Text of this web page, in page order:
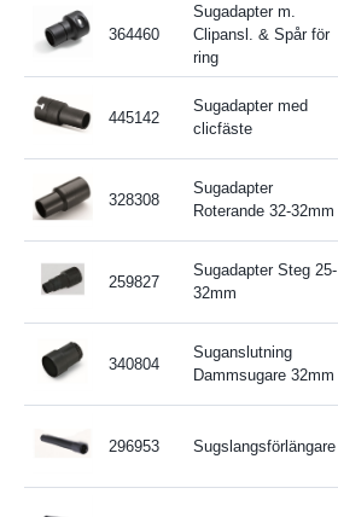
364460
Sugadapter m.
Clipansl. & Spår för
ring
445142
Sugadapter med
clicfäste
328308
Sugadapter
Roterande 32-32mm
259827
Sugadapter Steg 25-
32mm
340804
Suganslutning
Dammsugare 32mm
296953 Sugslangsförlängare